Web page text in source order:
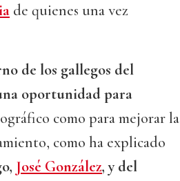
de quienes una vez
de los gallegos del
oportunidad para
como para mejorar la
como ha explicado
José González, y del